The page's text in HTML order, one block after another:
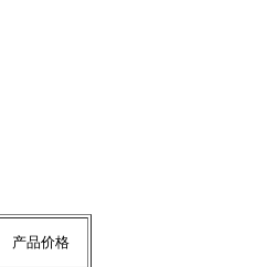
产品价格